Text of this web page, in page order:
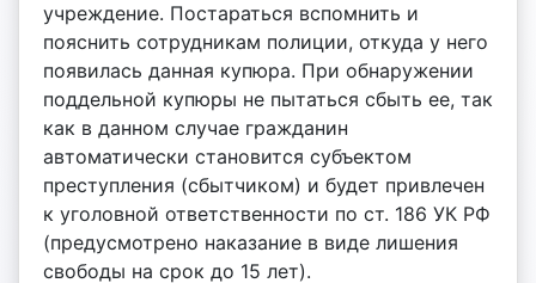
учреждение. Постараться вспомнить и
пояснить сотрудникам полиции, откуда у него
появилась данная купюра. При обнаружении
поддельной купюры не пытаться сбыть ее, так
как в данном случае гражданин
автоматически становится субъектом
преступления (сбытчиком) и будет привлечен
к уголовной ответственности по ст. 186 УК РФ
(предусмотрено наказание в виде лишения
свободы на срок до 15 лет).